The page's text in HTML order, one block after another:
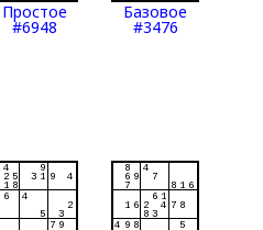
Простое
#6948
Базовое
#3476